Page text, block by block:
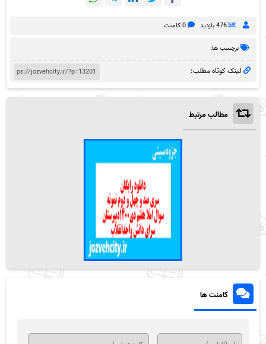
476 بازدید 0 کامنت
برچسب ها:
لینک کوتاه مطلب:
مطالب مرتبط
کامنت ها